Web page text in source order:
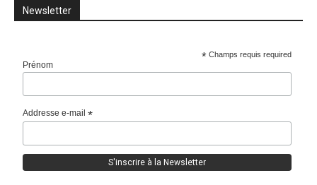
Newsletter
* Champs requis required
Prénom
Addresse e-mail*